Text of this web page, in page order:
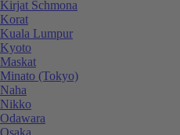
Kirjat Schmona
Korat
Kuala Lumpur
Kyoto
Maskat
Minato (Tokyo)
Naha
Nikko
Odawara
Osaka